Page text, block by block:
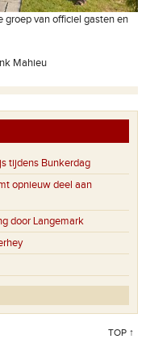
groep van officiel gasten en
Mahieu
tijdens Bunkerdag
opnieuw deel aan
door Langemark
TOP ↑